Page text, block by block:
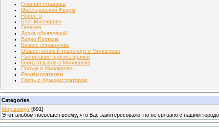
Главная страница
Миллеровский Форум
Новости
Блог Миллерово
Галерея
Доска объявлений
Видео Портала
Бизнес справочник
Общественный транспорт в Миллерово
Расписание приема врачей
Книга отзывов о Миллерово
Погода в Миллерово
Рекламодателям
Связь с Администратором
Categories
Мир вокруг [691]
Этот альбом посвещен всему, что Вас заинтересовало, но не связано с нашим